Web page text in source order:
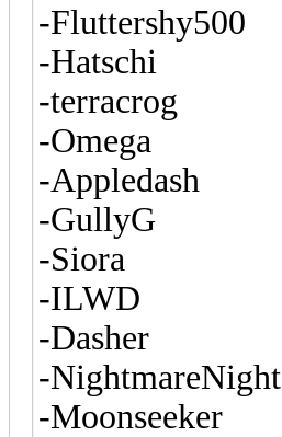
-Fluttershy500
-Hatschi
-terracrog
-Omega
-Appledash
-GullyG
-Siora
-ILWD
-Dasher
-NightmareNight
-Moonseeker